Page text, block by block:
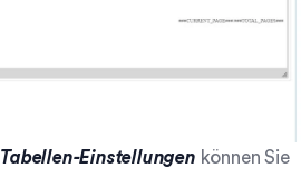
Tabellen-Einstellungen können Sie